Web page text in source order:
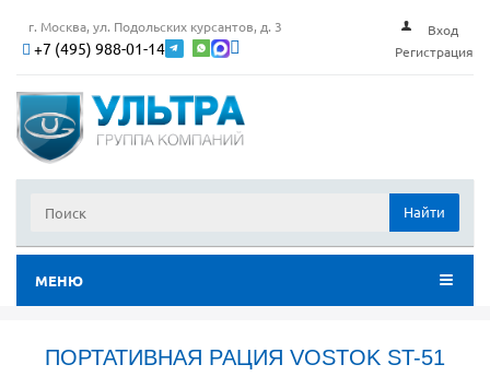
г. Москва, ул. Подольских курсантов, д. 3
+7 (495) 988-01-14
Вход
Регистрация
Найти
МЕНЮ
ПОРТАТИВНАЯ РАЦИЯ VOSTOK ST-51